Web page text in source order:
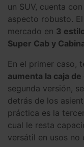
un SUV, cuenta
aspecto robusto.
mercado en 3
Super Cab y
En el primer caso,
aumenta la caja
segunda versión,
detrás de los
práctica es la
cual le resta
versátil en usos no